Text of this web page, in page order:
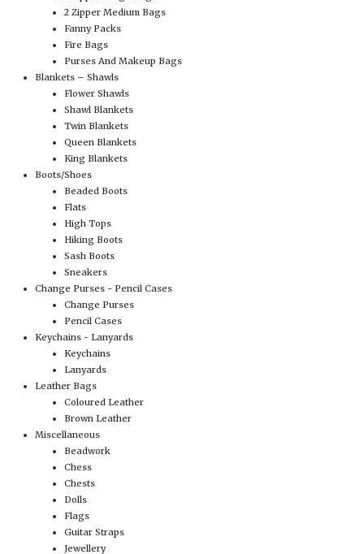
2 Zipper Medium Bags
Fanny Packs
Fire Bags
Purses And Makeup Bags
Blankets – Shawls
Flower Shawls
Shawl Blankets
Twin Blankets
Queen Blankets
King Blankets
Boots/Shoes
Beaded Boots
Flats
High Tops
Hiking Boots
Sash Boots
Sneakers
Change Purses - Pencil Cases
Change Purses
Pencil Cases
Keychains - Lanyards
Keychains
Lanyards
Leather Bags
Coloured Leather
Brown Leather
Miscellaneous
Beadwork
Chess
Chests
Dolls
Flags
Guitar Straps
Jewellery